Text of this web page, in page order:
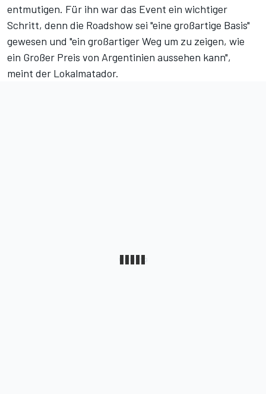
entmutigen. Für ihn war das Event ein wichtiger
Schritt, denn die Roadshow sei "eine großartige Basis"
gewesen und "ein großartiger Weg um zu zeigen, wie
ein Großer Preis von Argentinien aussehen kann",
meint der Lokalmatador.